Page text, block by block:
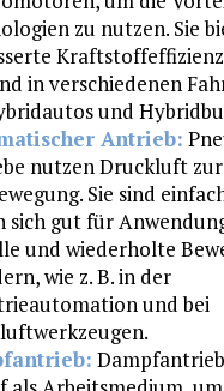
zu nutzen. Sie
in verschiedenen
und
Antrieb:
nutzen Druckluft
Sie sind
sich gut für
und wiederholte
wie z. B. in der
und bei